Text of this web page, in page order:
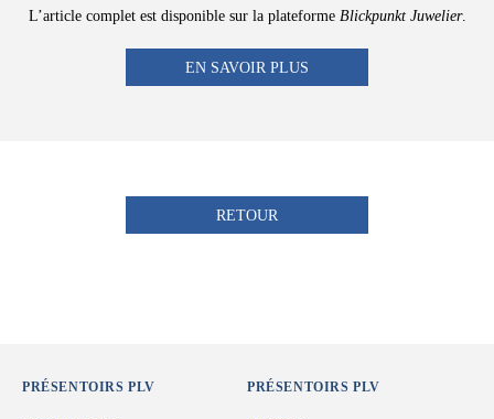
L’article complet est disponible sur la plateforme Blickpunkt Juwelier.
EN SAVOIR PLUS
RETOUR
PRÉSENTOIRS PLV PRÉSENTOIRS PLV